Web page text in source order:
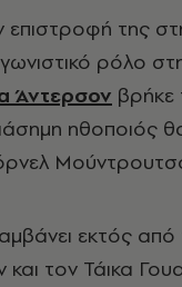
επιστροφή της
ρόλο
Άντερσον βρήκε
ηθοποιός
εκτός από
τον Τάικα